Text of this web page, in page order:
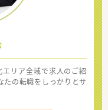
エリア全域で求人のご紹
たの転職をしっかりとサ